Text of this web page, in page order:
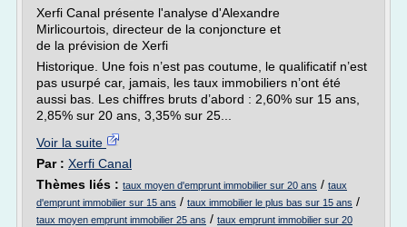
Xerfi Canal présente l'analyse d'Alexandre
Mirlicourtois, directeur de la conjoncture et
de la prévision de Xerfi
Historique. Une fois n’est pas coutume, le qualificatif n’est
pas usurpé car, jamais, les taux immobiliers n’ont été
aussi bas. Les chiffres bruts d’abord : 2,60% sur 15 ans,
2,85% sur 20 ans, 3,35% sur 25...
Voir la suite
Par : Xerfi Canal
Thèmes liés : taux moyen d'emprunt immobilier sur 20 ans / taux
d'emprunt immobilier sur 15 ans / taux immobilier le plus bas sur 15 ans /
taux moyen emprunt immobilier 25 ans / taux emprunt immobilier sur 20